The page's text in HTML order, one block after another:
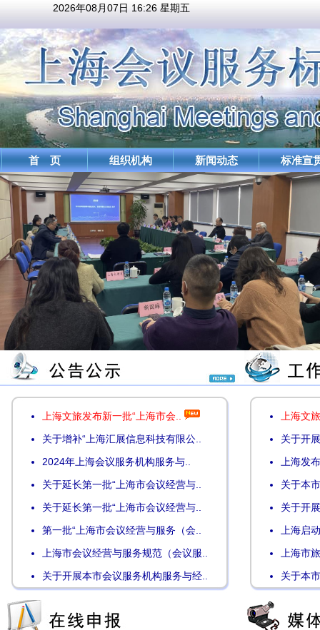
2026年08月07日 16:26 星期五
首 页 组织机构 新闻动态 标准宣
上海文旅发布新一批“上海市会..
关于增补“上海汇展信息科技有限公..
2024年上海会议服务机构服务与..
关于延长第一批“上海市会议经营与..
关于延长第一批“上海市会议经营与..
第一批“上海市会议经营与服务（会..
上海市会议经营与服务规范（会议服..
关于开展本市会议服务机构服务与经..
上海文
关于开
上海发
关于本
关于开
上海启
上海市
关于本